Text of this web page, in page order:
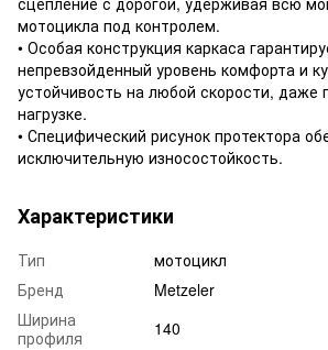
мотоцикла под контролем.
• Особая конструкция каркаса
непревзойденный уровень комфорта и
устойчивость на любой скорости, даже
нагрузке.
• Специфический рисунок протектора
исключительную износостойкость.
Характеристики
Тип
мотоцикл
Бренд
Metzeler
Ширина
профиля
140